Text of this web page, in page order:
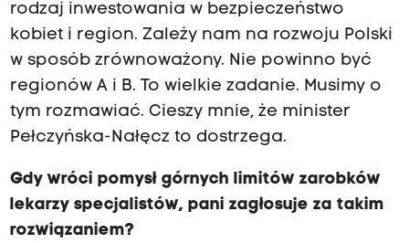
rodzaj inwestowania w bezpieczeństwo
kobiet i region. Zależy nam na rozwoju Polski
w sposób zrównoważony. Nie powinno być
regionów A i B. To wielkie zadanie. Musimy o
tym rozmawiać. Cieszy mnie, że minister
Pełczyńska-Nałęcz to dostrzega.
Gdy wróci pomysł górnych limitów zarobków
lekarzy specjalistów, pani zagłosuje za takim
rozwiązaniem?